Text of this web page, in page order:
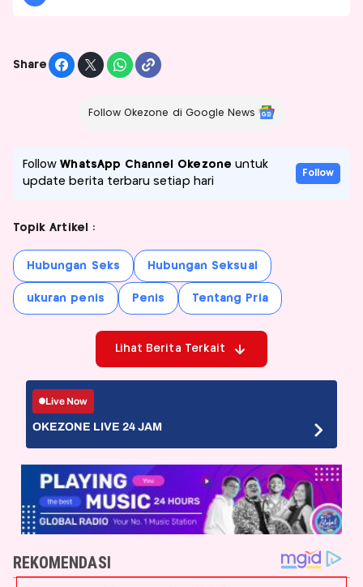
Share
Follow Okezone di Google News
FollowWhatsApp Channel Okezone untuk
update berita terbaru setiap hari
Follow
Topik Artikel :
Hubungan Seks Hubungan Seksual
ukuran penis Penis Tentang Pria
Lihat Berita Terkait
Live Now
OKEZONE LIVE 24 JAM